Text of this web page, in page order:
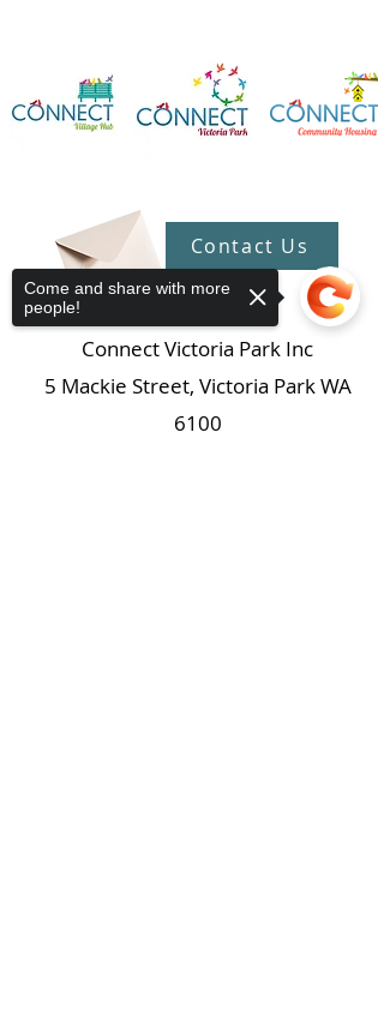
Contact Us
Connect Victoria Park Inc
5 Mackie Street, Victoria Park WA
6100
Come and share with more
people!